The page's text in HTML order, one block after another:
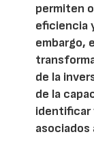
permiten
eficiencia
embargo,
de la
de la
identificar
asociados